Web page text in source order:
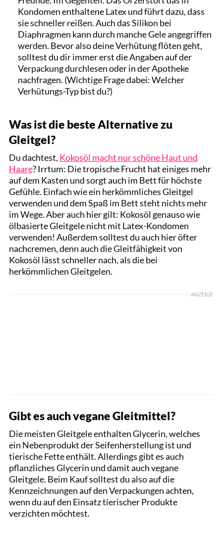
Kondomen enthaltene Latex und führt dazu, dass
sie schneller reißen. Auch das Silikon bei
Diaphragmen kann durch manche Gele angegriffen
werden. Bevor also deine Verhütung flöten geht,
solltest du dir immer erst die Angaben auf der
Verpackung durchlesen oder in der Apotheke
nachfragen. (Wichtige Frage dabei: Welcher
Verhütungs-Typ bist du?)
Was ist die beste Alternative zu
Gleitgel?
Du dachtest, Kokosöl macht nur schöne Haut und
Haare? Irrtum: Die tropische Frucht hat einiges mehr
auf dem Kasten und sorgt auch im Bett für höchste
Gefühle. Einfach wie ein herkömmliches Gleitgel
verwenden und dem Spaß im Bett steht nichts mehr
im Wege. Aber auch hier gilt: Kokosöl genauso wie
ölbasierte Gleitgele nicht mit Latex-Kondomen
verwenden! Außerdem solltest du auch hier öfter
nachcremen, denn auch die Gleitfähigkeit von
Kokosöl lässt schneller nach, als die bei
herkömmlichen Gleitgelen.
ANZEIGE
Gibt es auch vegane Gleitmittel?
Die meisten Gleitgele enthalten Glycerin, welches
ein Nebenprodukt der Seifenherstellung ist und
tierische Fette enthält. Allerdings gibt es auch
pflanzliches Glycerin und damit auch vegane
Gleitgele. Beim Kauf solltest du also auf die
Kennzeichnungen auf den Verpackungen achten,
wenn du auf den Einsatz tierischer Produkte
verzichten möchtest.